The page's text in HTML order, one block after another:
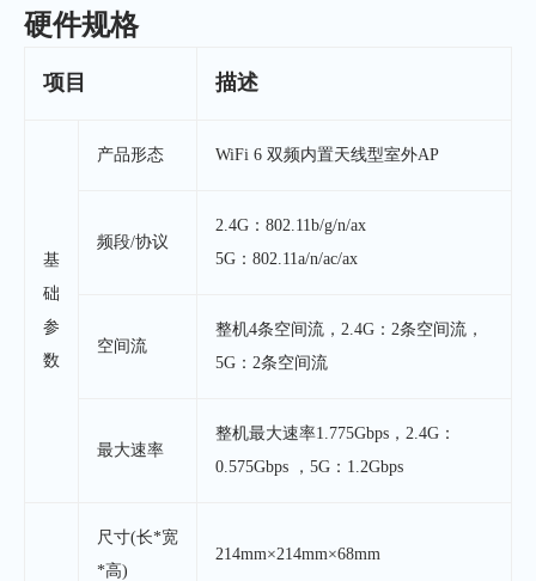
硬件规格
项目 描述
基
础
参
数
产品形态 WiFi 6 双频内置天线型室外AP
频段/协议
2.4G：802.11b/g/n/ax
5G：802.11a/n/ac/ax
空间流
整机4条空间流，2.4G：2条空间流，
5G：2条空间流
最大速率
整机最大速率1.775Gbps，2.4G：
0.575Gbps ，5G：1.2Gbps
尺寸(长*宽
*高)
214mm×214mm×68mm